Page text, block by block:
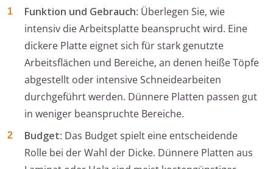
Funktion und Gebrauch: Überlegen Sie, wie
intensiv die Arbeitsplatte beansprucht wird. Eine
dickere Platte eignet sich für stark genutzte
Arbeitsflächen und Bereiche, an denen heiße Töpfe
abgestellt oder intensive Schneidearbeiten
durchgeführt werden. Dünnere Platten passen gut
in weniger beanspruchte Bereiche.
Budget: Das Budget spielt eine entscheidende
Rolle bei der Wahl der Dicke. Dünnere Platten aus